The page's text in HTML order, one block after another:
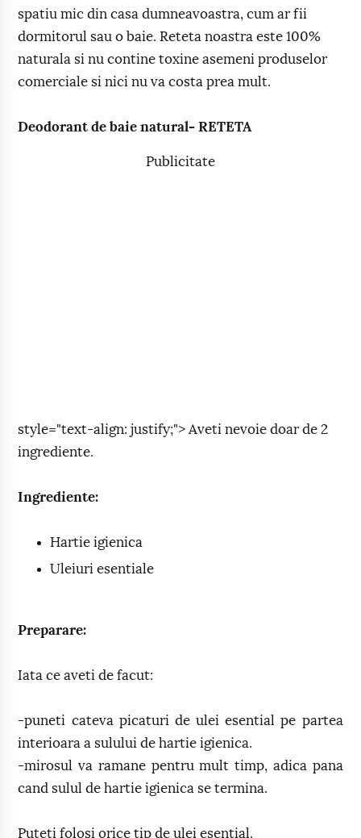
spatiu mic din casa dumneavoastra, cum ar fii
dormitorul sau o baie. Reteta noastra este 100%
naturala si nu contine toxine asemeni produselor
comerciale si nici nu va costa prea mult.
Deodorant de baie natural- RETETA
Publicitate
style="text-align: justify;"> Aveti nevoie doar de 2
ingrediente.
Ingrediente:
Hartie igienica
Uleiuri esentiale
Preparare:
Iata ce aveti de facut:
-puneti cateva picaturi de ulei esential pe partea
interioara a sulului de hartie igienica.
-mirosul va ramane pentru mult timp, adica pana
cand sulul de hartie igienica se termina.
Puteti folosi orice tip de ulei esential.